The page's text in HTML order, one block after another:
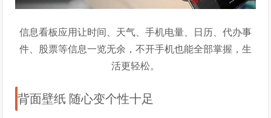
信息看板应用让时间、天气、手机电量、日历、代办事
件、股票等信息一览无余，不开手机也能全部掌握，生
活更轻松。
背面壁纸 随心变个性十足